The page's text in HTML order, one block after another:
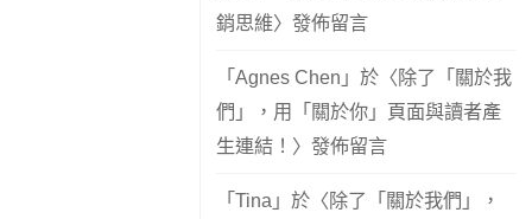
銷思維〉發佈留言
「Agnes Chen 」於〈除了「關於我
們」，用「關於你」頁面與讀者產
生連結！ 〉發佈留言
「Tina 」於〈除了「關於我們」，